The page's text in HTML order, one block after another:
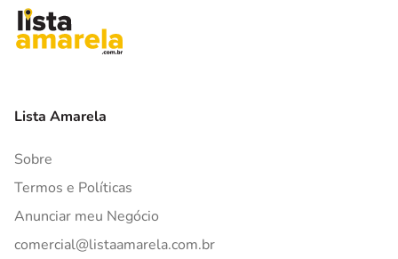
Lista Amarela
Sobre
Termos e Políticas
Anunciar meu Negócio
comercial@listaamarela.com.br